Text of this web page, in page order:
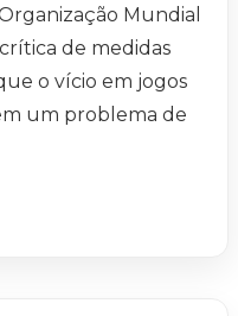
Mundial
de medidas
o vício em jogos
um problema de